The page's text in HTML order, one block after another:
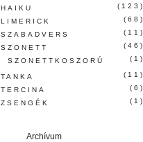
HAIKU
(123)
LIMERICK
(68)
SZABADVERS
(11)
SZONETT
(46)
SZONETTKOSZORÚ
(1)
TANKA
(11)
TERCINA
(6)
ZSENGÉK
(1)
Archívum